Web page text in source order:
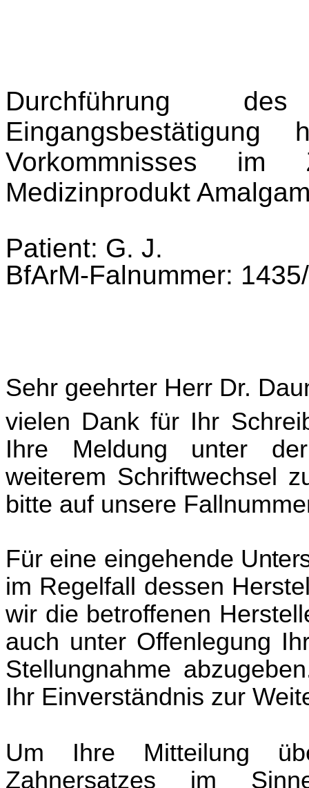
Durchführung des
Eingangsbestätigung
Vorkommnisses im
Medizinprodukt
Patient: G. J.
BfArM-Falnummer:
Sehr geehrter Herr Dr.
vielen Dank für Ihr
Ihre Meldung unter
weiterem Schriftwechsel
bitte auf unsere
Für eine eingehende
im Regelfall dessen
wir die betroffenen
auch unter Offenlegung
Stellungnahme
Ihr Einverständnis zur
Um Ihre Mitteilung
Zahnersatzes im